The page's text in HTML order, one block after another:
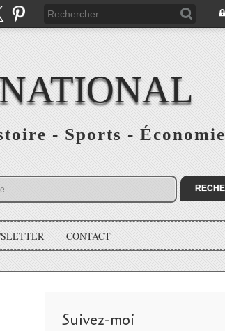
- Sports - Économie
CONTACT
Suivez-moi